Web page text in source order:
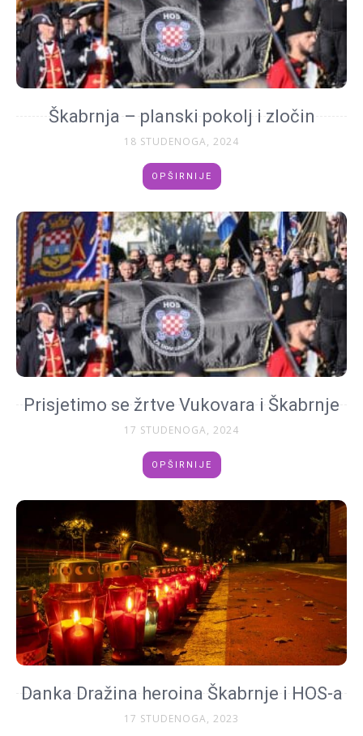
Škabrnja – planski pokolj i zločin
18 STUDENOGA, 2024
OPŠIRNIJE
Prisjetimo se žrtve Vukovara i Škabrnje
17 STUDENOGA, 2024
OPŠIRNIJE
Danka Dražina heroina Škabrnje i HOS-a
17 STUDENOGA, 2023